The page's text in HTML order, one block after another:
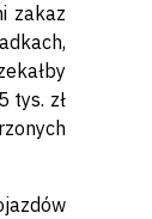
zakaz
tys. zł